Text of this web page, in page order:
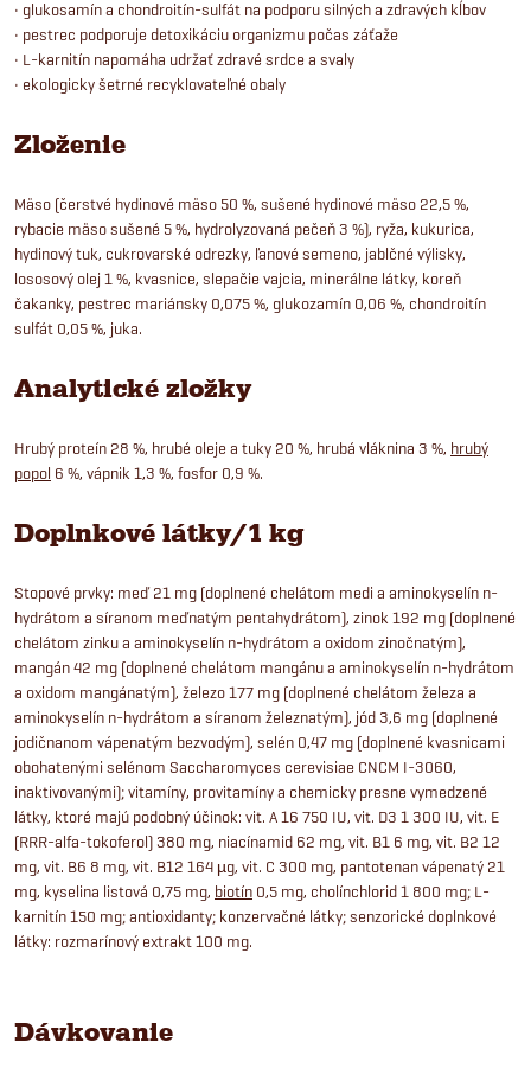
• glukosamín a chondroitín-sulfát na podporu silných a zdravých kĺbov
• pestrec podporuje detoxikáciu organizmu počas záťaže
• L-karnitín napomáha udržať zdravé srdce a svaly
• ekologicky šetrné recyklovateľné obaly
Zloženie
Mäso (čerstvé hydinové mäso 50 %, sušené hydinové mäso 22,5 %,
rybacie mäso sušené 5 %, hydrolyzovaná pečeň 3 %), ryža, kukurica,
hydinový tuk, cukrovarské odrezky, ľanové semeno, jablčné výlisky,
lososový olej 1 %, kvasnice, slepačie vajcia, minerálne látky, koreň
čakanky, pestrec mariánsky 0,075 %, glukozamín 0,06 %, chondroitín
sulfát 0,05 %, juka.
Analytické zložky
Hrubý proteín 28 %, hrubé oleje a tuky 20 %, hrubá vláknina 3 %, hrubý
popol 6 %, vápnik 1,3 %, fosfor 0,9 %.
Doplnkové látky/1 kg
Stopové prvky: meď 21 mg (doplnené chelátom medi a aminokyselín n-
hydrátom a síranom meďnatým pentahydrátom), zinok 192 mg (doplnené
chelátom zinku a aminokyselín n-hydrátom a oxidom zinočnatým),
mangán 42 mg (doplnené chelátom mangánu a aminokyselín n-hydrátom
a oxidom mangánatým), železo 177 mg (doplnené chelátom železa a
aminokyselín n-hydrátom a síranom železnatým), jód 3,6 mg (doplnené
jodičnanom vápenatým bezvodým), selén 0,47 mg (doplnené kvasnicami
obohatenými selénom Saccharomyces cerevisiae CNCM I-3060,
inaktivovanými); vitamíny, provitamíny a chemicky presne vymedzené
látky, ktoré majú podobný účinok: vit. A 16 750 IU, vit. D3 1 300 IU, vit. E
(RRR-alfa-tokoferol) 380 mg, niacínamid 62 mg, vit. B1 6 mg, vit. B2 12
mg, vit. B6 8 mg, vit. B12 164 µg, vit. C 300 mg, pantotenan vápenatý 21
mg, kyselina listová 0,75 mg, biotín 0,5 mg, cholínchlorid 1 800 mg; L-
karnitín 150 mg; antioxidanty; konzervačné látky; senzorické doplnkové
látky: rozmarínový extrakt 100 mg.
Dávkovanie